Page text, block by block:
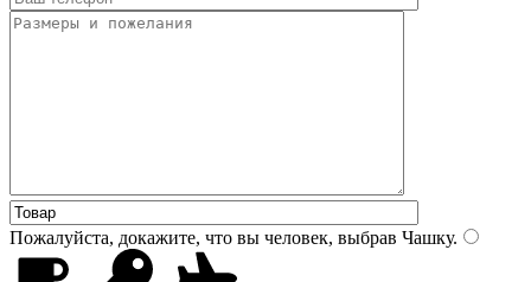
Пожалуйста, докажите, что вы человек, выбрав Чашку.